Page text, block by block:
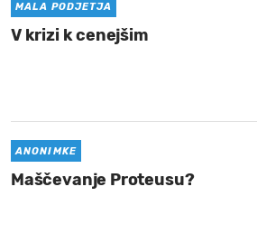
MALA PODJETJA
V krizi k cenejšim
ANONIMKE
Maščevanje Proteusu?